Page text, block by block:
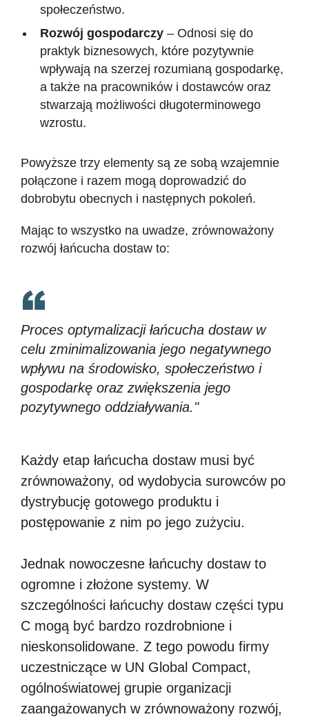
społeczeństwo.
Rozwój gospodarczy – Odnosi się do
praktyk biznesowych, które pozytywnie
wpływają na szerzej rozumianą gospodarkę,
a także na pracowników i dostawców oraz
stwarzają możliwości długoterminowego
wzrostu.
Powyższe trzy elementy są ze sobą wzajemnie
połączone i razem mogą doprowadzić do
dobrobytu obecnych i następnych pokoleń.
Mając to wszystko na uwadze, zrównoważony
rozwój łańcucha dostaw to:
Proces optymalizacji łańcucha dostaw w
celu zminimalizowania jego negatywnego
wpływu na środowisko, społeczeństwo i
gospodarkę oraz zwiększenia jego
pozytywnego oddziaływania."
Każdy etap łańcucha dostaw musi być
zrównoważony, od wydobycia surowców po
dystrybucję gotowego produktu i
postępowanie z nim po jego zużyciu.
Jednak nowoczesne łańcuchy dostaw to
ogromne i złożone systemy. W
szczególności łańcuchy dostaw części typu
C mogą być bardzo rozdrobnione i
nieskonsolidowane. Z tego powodu firmy
uczestniczące w UN Global Compact,
ogólnoświatowej grupie organizacji
zaangażowanych w zrównoważony rozwój,